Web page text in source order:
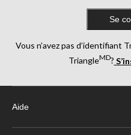
Quelles sont les pièces
Les charnières et les boutons sont les
Quelles sont les pièces des
Se
Vous n’avez pas d’identifiant
TriangleMD?
Aide